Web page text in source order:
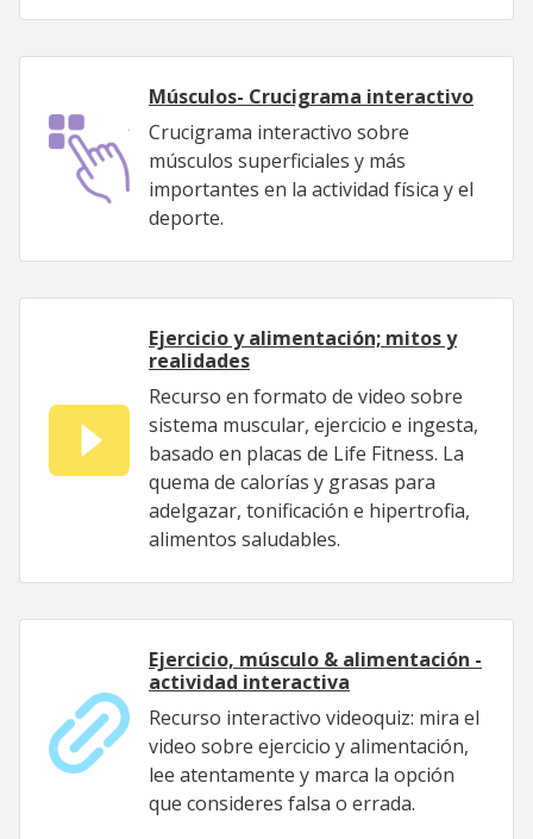
Músculos- Crucigrama interactivo
Crucigrama interactivo sobre
músculos superficiales y más
importantes en la actividad física y el
deporte.
Ejercicio y alimentación; mitos y
realidades
Recurso en formato de video sobre
sistema muscular, ejercicio e ingesta,
basado en placas de Life Fitness. La
quema de calorías y grasas para
adelgazar, tonificación e hipertrofia,
alimentos saludables.
Ejercicio, músculo & alimentación -
actividad interactiva
Recurso interactivo videoquiz: mira el
video sobre ejercicio y alimentación,
lee atentamente y marca la opción
que consideres falsa o errada.